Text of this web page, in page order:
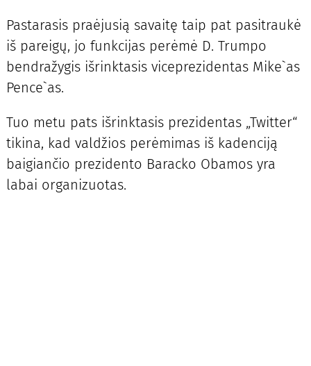
Pastarasis praėjusią savaitę taip pat pasitraukė
iš pareigų, jo funkcijas perėmė D. Trumpo
bendražygis išrinktasis viceprezidentas Mike`as
Pence`as.
Tuo metu pats išrinktasis prezidentas „Twitter“
tikina, kad valdžios perėmimas iš kadenciją
baigiančio prezidento Baracko Obamos yra
labai organizuotas.